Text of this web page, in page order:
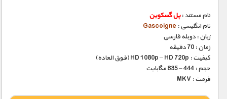
نام مستند :پل گسکوین
نام انگلیسی : Gascoigne
زبان : دوبله فارسی
زمان : 70 دقیقه
کیفیت : HD 1080p – HD 720p (فوق العاده)
حجم : 444 – 835 مگابایت
فرمت : MKV